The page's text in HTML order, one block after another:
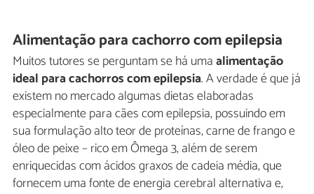
Alimentação para cachorro com epilepsia
Muitos tutores se perguntam se há umaalimentação
ideal para cachorros com epilepsia. A verdade é que já
existem no mercado algumas dietas elaboradas
especialmente para cães com epilepsia, possuindo em
sua formulação alto teor de proteínas, carne de frango e
óleo de peixe – rico em Ômega 3, além de serem
enriquecidas com ácidos graxos de cadeia média, que
fornecem uma fonte de energia cerebral alternativa e,